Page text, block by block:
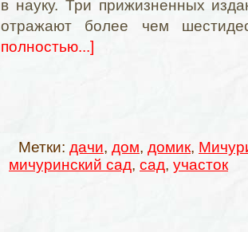
в науку. Три прижизненных
отражают более чем
полностью...]
Метки: дачи, дом, домик,
мичуринский сад, сад, участок